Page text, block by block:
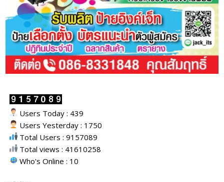
Users Today : 439
Users Yesterday : 1750
Total Users : 9157089
Total views : 41610258
Who's Online : 10